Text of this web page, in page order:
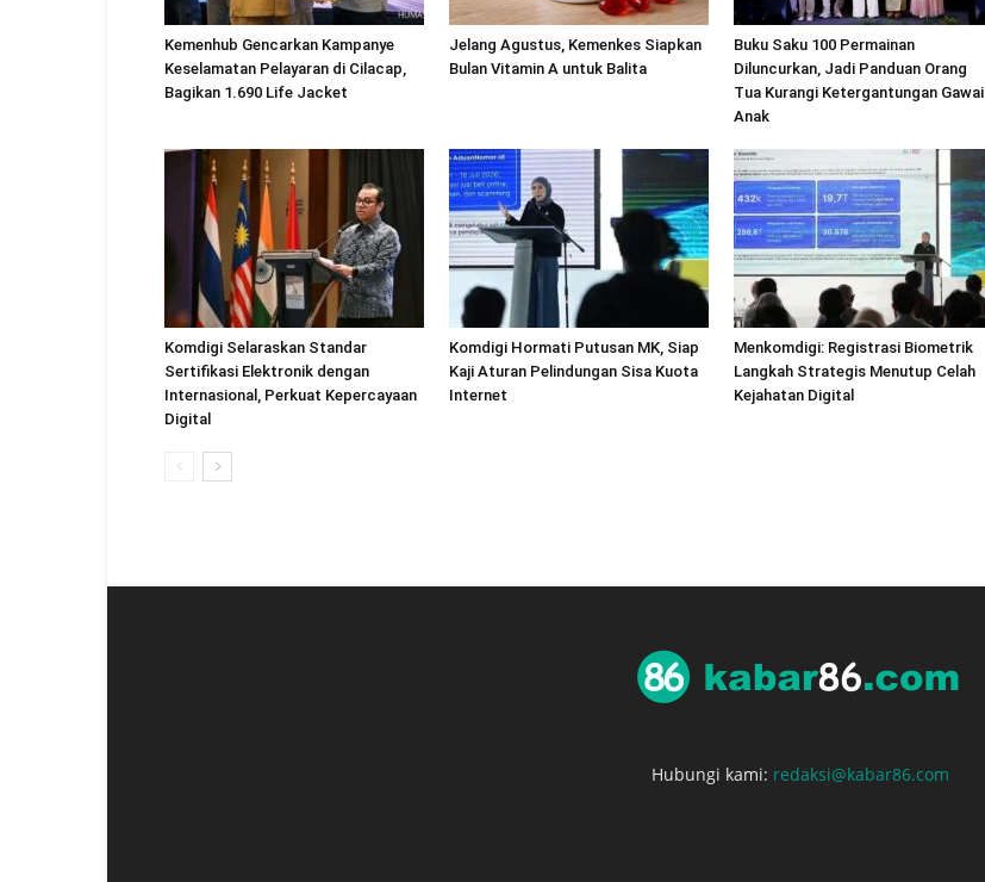
Kemenhub Gencarkan Kampanye
Keselamatan Pelayaran di Cilacap,
Bagikan 1.690 Life Jacket
Jelang Agustus, Kemenkes Siapkan
Bulan Vitamin A untuk Balita
Buku Saku 100 Permainan
Diluncurkan, Jadi Panduan Orang
Tua Kurangi Ketergantungan Gawai
Anak
Komdigi Selaraskan Standar
Sertifikasi Elektronik dengan
Internasional, Perkuat Kepercayaan
Digital
Komdigi Hormati Putusan MK, Siap
Kaji Aturan Pelindungan Sisa Kuota
Internet
Menkomdigi: Registrasi Biometrik
Langkah Strategis Menutup Celah
Kejahatan Digital
Hubungi kami: redaksi@kabar86.com